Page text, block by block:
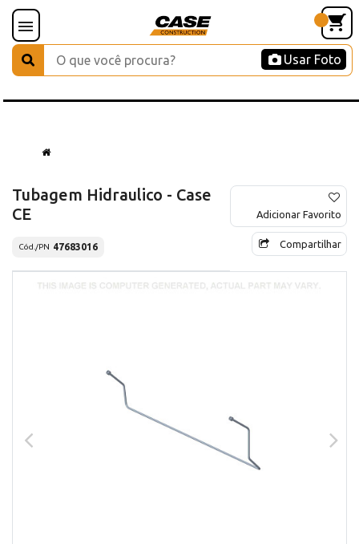
Usar Foto
Tubagem Hidraulico - Case
CE
Cód./PN 47683016
Adicionar Favorito
Compartilhar